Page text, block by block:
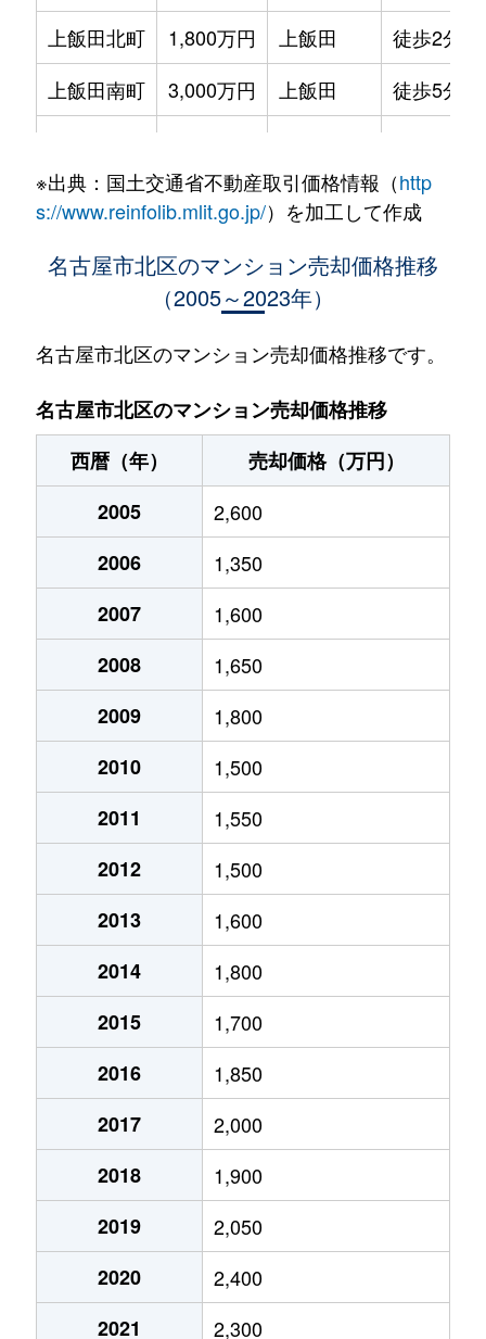
上飯田北町
1,800万円 上飯田
徒歩2分
上飯田南町
3,000万円 上飯田
徒歩5分
上飯田南町
2,500万円 上飯田
徒歩5分
330万円 名城公園
金城
75万円 名城公園
徒歩8分
金城
900万円 名城公園
金城
名城公園
徒歩8分
630万円
2,500万円
1,600万円
楠味鋺
1,700万円
楠味鋺
1,300万円
楠味鋺
1,200万円
黒川本通
1,800万円
志賀町
2,100万円
志賀町
4,500万円
志賀本通
3,900万円
志賀本通
2,900万円
志賀南通
1,600万円
志賀南通
1,700万円
志賀南通
1,800万円
2,000万円
2,700万円
※出典：国土交通省不動産取引価格情報（http
s://www.reinfolib.mlit.go.jp/）を加工して作成
名古屋市北区のマンション売却価格推移
（2005～2023年）
名古屋市北区のマンション売却価格推移です。
名古屋市北区のマンション売却価格推移
西暦（年）
売却価格（万円）
2005
2,600
2006
1,350
2007
1,600
2008
1,650
2009
1,800
2010
1,500
2011
1,550
2012
1,500
2013
1,600
2014
1,800
2015
1,700
2016
1,850
2017
2,000
2018
1,900
2019
2,050
2020
2,400
2021
2,300